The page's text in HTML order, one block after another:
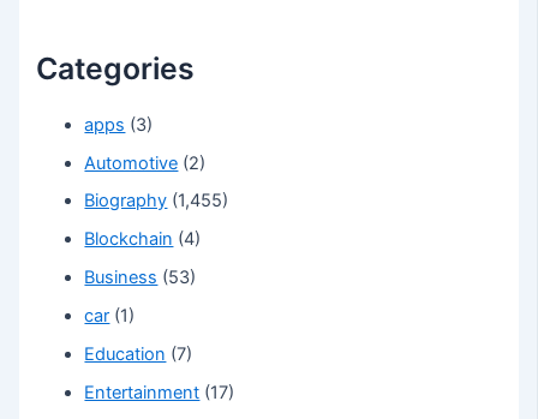
Categories
apps (3)
Automotive (2)
Biography (1,455)
Blockchain (4)
Business (53)
car (1)
Education (7)
Entertainment (17)